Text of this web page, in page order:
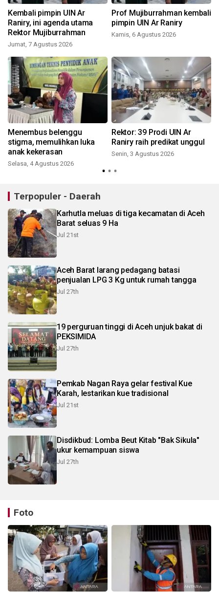
Kembali pimpin UIN Ar
Raniry, ini agenda utama
Rektor Mujiburrahman
Jumat, 7 Agustus 2026
Prof Mujiburrahman kembali
pimpin UIN Ar Raniry
Kamis, 6 Agustus 2026
Menembus belenggu
stigma, memulihkan luka
anak kekerasan
Selasa, 4 Agustus 2026
Rektor: 39 Prodi UIN Ar
Raniry raih predikat unggul
Senin, 3 Agustus 2026
Terpopuler - Daerah
Karhutla meluas di tiga kecamatan di Aceh
Barat seluas 9 Ha
Jul 21st
Aceh Barat larang pedagang batasi
penjualan LPG 3 Kg untuk rumah tangga
Jul 27th
19 perguruan tinggi di Aceh unjuk bakat di
PEKSIMIDA
Jul 27th
Pemkab Nagan Raya gelar festival Kue
Karah, lestarikan kue tradisional
Jul 21st
Disdikbud: Lomba Beut Kitab "Bak Sikula"
ukur kemampuan siswa
Jul 27th
Foto